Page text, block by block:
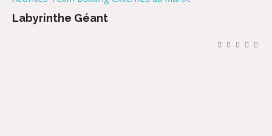
Labyrinthe Géant